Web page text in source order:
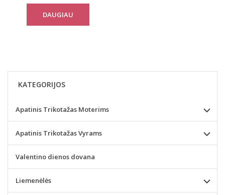
DAUGIAU
KATEGORIJOS
Apatinis Trikotažas Moterims
Apatinis Trikotažas Vyrams
Valentino dienos dovana
Liemenėlės